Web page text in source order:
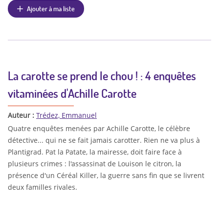
Ajouter à ma liste
La carotte se prend le chou ! : 4 enquêtes
vitaminées d'Achille Carotte
Auteur : Trédez, Emmanuel
Quatre enquêtes menées par Achille Carotte, le célèbre
détective... qui ne se fait jamais carotter. Rien ne va plus à
Plantigrad. Pat la Patate, la mairesse, doit faire face à
plusieurs crimes : l'assassinat de Louison le citron, la
présence d'un Céréal Killer, la guerre sans fin que se livrent
deux familles rivales.